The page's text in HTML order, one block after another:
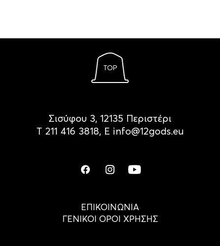
TOP
Σισύφου 3, 12135 Περιστέρι
Τ 211 416 3818, Ε info@12gods.eu
ΕΠΙΚΟΙΝΩΝΙΑ
ΓΕΝΙΚΟΙ ΟΡΟΙ ΧΡΗΣΗΣ